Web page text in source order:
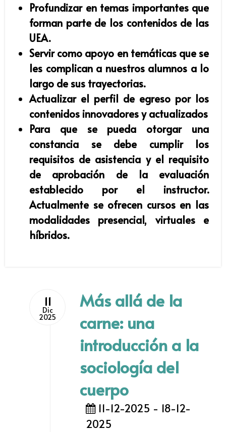
Profundizar en temas importantes que
forman parte de los contenidos de las
UEA.
Servir como apoyo en temáticas que se
les complican a nuestros alumnos a lo
largo de sus trayectorias.
Actualizar el perfil de egreso por los
contenidos innovadores y actualizados
Para que se pueda otorgar una
constancia se debe cumplir los
requisitos de asistencia y el requisito
de aprobación de la evaluación
establecido por el instructor.
Actualmente se ofrecen cursos en las
modalidades presencial, virtuales e
híbridos.
11
Dic
2025
Más allá de la
carne: una
introducción a la
sociología del
cuerpo
11-12-2025 - 18-12-
2025